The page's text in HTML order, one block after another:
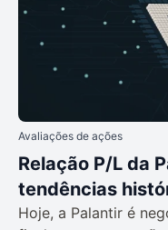
Avaliações de ações
Relação P/L da
tendências
Hoje, a Palantir é